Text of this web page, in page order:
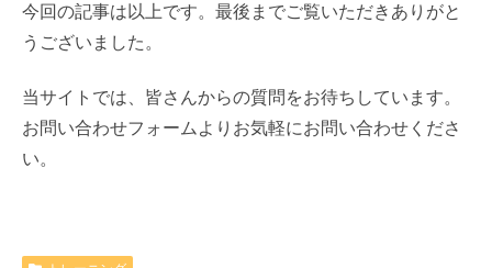
今回の記事は以上です。最後までご覧いただきありがと
うございました。
当サイトでは、皆さんからの質問をお待ちしています。
お問い合わせフォームよりお気軽にお問い合わせくださ
い。